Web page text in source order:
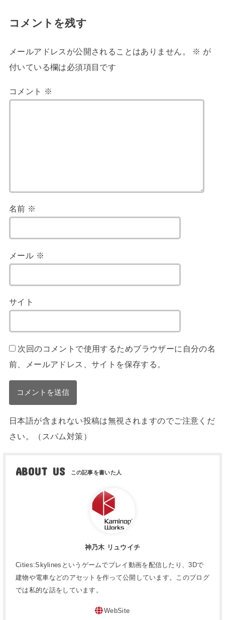
コメントを残す
メールアドレスが公開されることはありません。 ※ が
付いている欄は必須項目です
コメント ※
名前 ※
メール ※
サイト
次回のコメントで使用するためブラウザーに自分の名
前、メールアドレス、サイトを保存する。
日本語が含まれない投稿は無視されますのでご注意くだ
さい。（スパム対策）
ABOUT US
神乃木 リュウイチ
Cities:Skylinesというゲームでプレイ動画を配信したり、3Dで
建物や電車などのアセットを作って公開しています。このブログ
では私的な話をしています。
WebSite